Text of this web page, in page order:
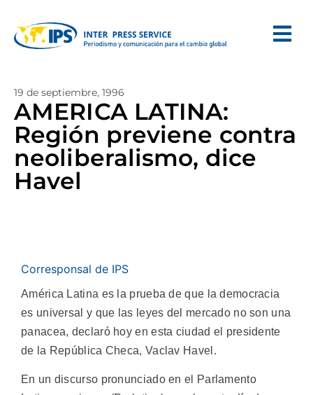
19 de septiembre, 1996
AMERICA LATINA:
Región previene contra
neoliberalismo, dice
Havel
Corresponsal de IPS
América Latina es la prueba de que la democracia
es universal y que las leyes del mercado no son una
panacea, declaró hoy en esta ciudad el presidente
de la República Checa, Vaclav Havel.
En un discurso pronunciado en el Parlamento